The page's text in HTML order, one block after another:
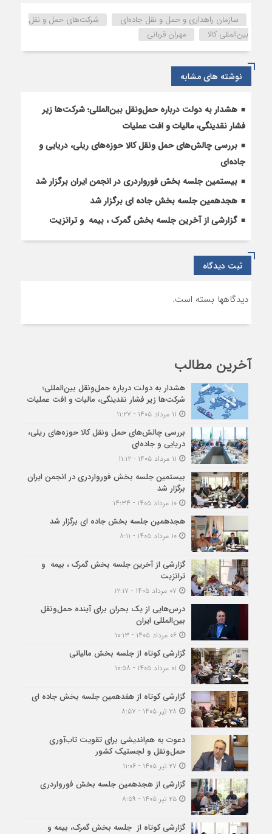
حمل
و
نقل
بین‌المللی
کالا
سازمان راهداری و حمل و ‏نقل جاده‌ای
شرکت‌های حمل و نقل
بین‌المللی کالا
مهران قربانی
نوشته های مشابه
هشدار به دولت درباره حمل‌ونقل بین‌المللی؛ شرکت‌ها زیر
فشار نقدینگی، مالیات و افت عملیات
بررسی چالش‌های حمل ونقل کالا حوزه‌های ریلی، دریایی و
جاده‌ای
بیستمین جلسه بخش فورواردری در انجمن ایران برگزار شد
هجدهمین جلسه بخش جاده ای برگزار شد
گزارشی از آخرین جلسه بخش گمرک ، بیمه و ترانزیت
ثبت دیدگاه
دیدگاهها بسته است.
آخرین مطالب
هشدار به دولت درباره حمل‌ونقل بین‌المللی؛
شرکت‌ها زیر فشار نقدینگی، مالیات و افت عملیات
بررسی چالش‌های حمل ونقل کالا حوزه‌های ریلی،
دریایی و جاده‌ای
بیستمین جلسه بخش فورواردری در انجمن ایران
برگزار شد
۱۰ مرداد ۱۴۰۵ - ۱۴:۳۴
هجدهمین جلسه بخش جاده ای برگزار شد
۱۰ مرداد ۱۴۰۵ - ۸:۱۱
گزارشی از آخرین جلسه بخش گمرک ، بیمه و
ترانزیت
درس‌هایی از یک بحران برای آینده حمل‌ونقل
بین‌المللی ایران
گزارشی کوتاه از جلسه بخش مالیاتی
گزارشی کوتاه از هفدهمین جلسه بخش جاده ای
دعوت به هم‌اندیشی برای تقویت تاب‌آوری
حمل‌ونقل و لجستیک کشور
گزارشی از هجدهمین جلسه بخش فورواردری
۲۵ تیر ۱۴۰۵ - ۸:۵۹
گزارشی کوتاه از جلسه بخش گمرک، بیمه و